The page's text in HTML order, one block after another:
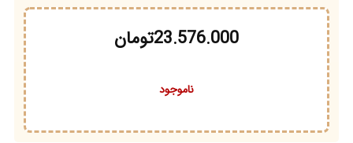
23.576.000تومان
ناموجود